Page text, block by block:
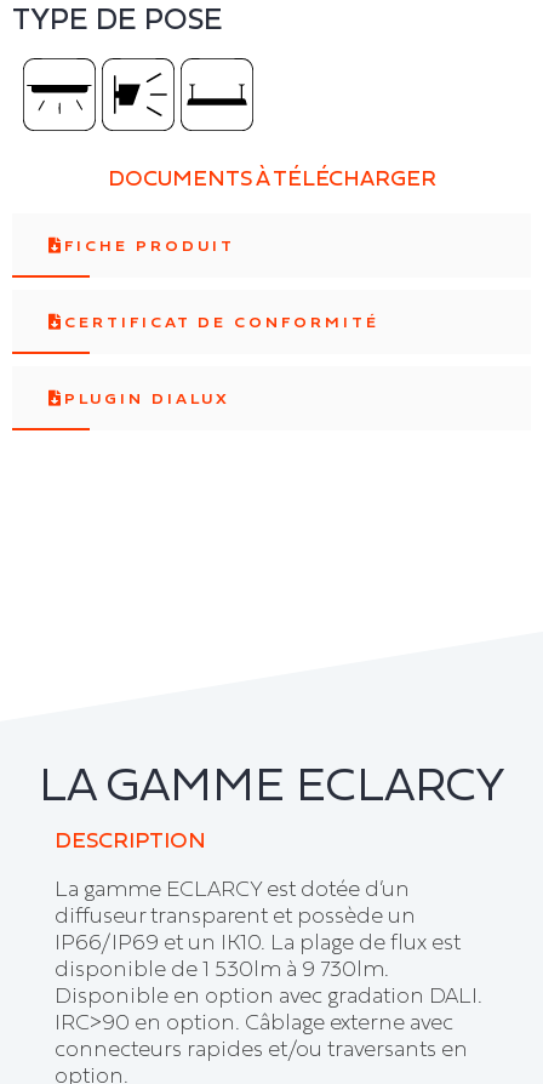
TYPE DE POSE
DOCUMENTS À TÉLÉCHARGER
FICHE PRODUIT
CERTIFICAT DE CONFORMITÉ
PLUGIN DIALUX
LA GAMME ECLARCY
DESCRIPTION
La gamme ECLARCY est dotée d’un
diffuseur transparent et possède un
IP66/IP69 et un IK10. La plage de flux est
disponible de 1 530lm à 9 730lm.
Disponible en option avec gradation DALI.
IRC>90 en option. Câblage externe avec
connecteurs rapides et/ou traversants en
option.